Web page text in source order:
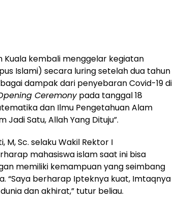
Kuala kembali menggelar kegiatan
Islami) secara luring setelah dua tahun
dampak dari penyebaran Covid-19 di
Ceremonypada tanggal 18
dan Ilmu Pengetahuan Alam
Satu, Allah Yang Dituju”.
M, Sc. selaku Wakil Rektor I
mahasiswa islam saat ini bisa
memiliki kemampuan yang seimbang
“Saya berharap Ipteknya kuat, Imtaqnya
dan akhirat,” tutur beliau.